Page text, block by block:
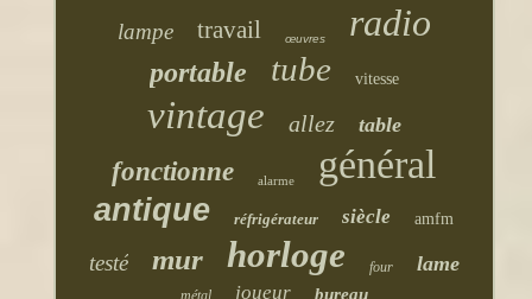
lampe travail œuvres radio
portable tube vitesse
vintage allez table
fonctionne alarme général
antique réfrigérateur siècle amfm
testé mur horloge four lame
joueur bureau